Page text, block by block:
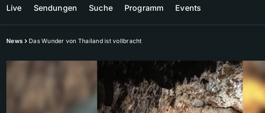
Live Sendungen Suche Programm Events
News Das Wunder von Thailand ist vollbracht